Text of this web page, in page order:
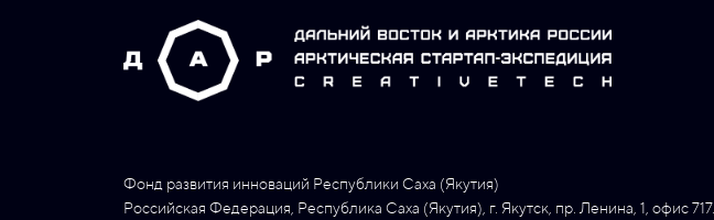
Фонд развития инноваций Республики Саха (Якутия)
Российская Федерация, Республика Саха (Якутия), г. Якутск, пр. Ленина, 1, офис 717.